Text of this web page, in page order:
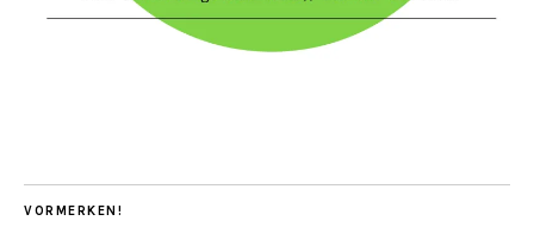
VORMERKEN!